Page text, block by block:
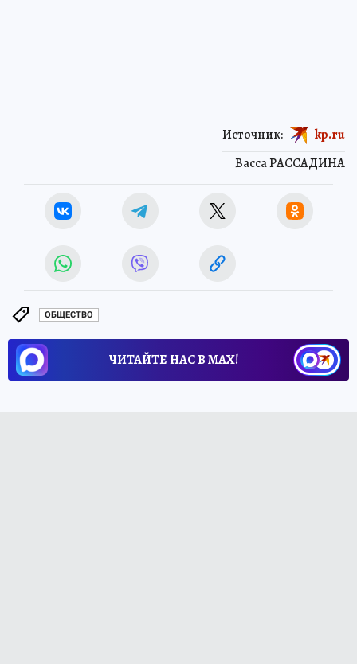
Васса РАССАДИНА
Источник: kp.ru
ОБЩЕСТВО
ЧИТАЙТЕ НАС В МАХ!